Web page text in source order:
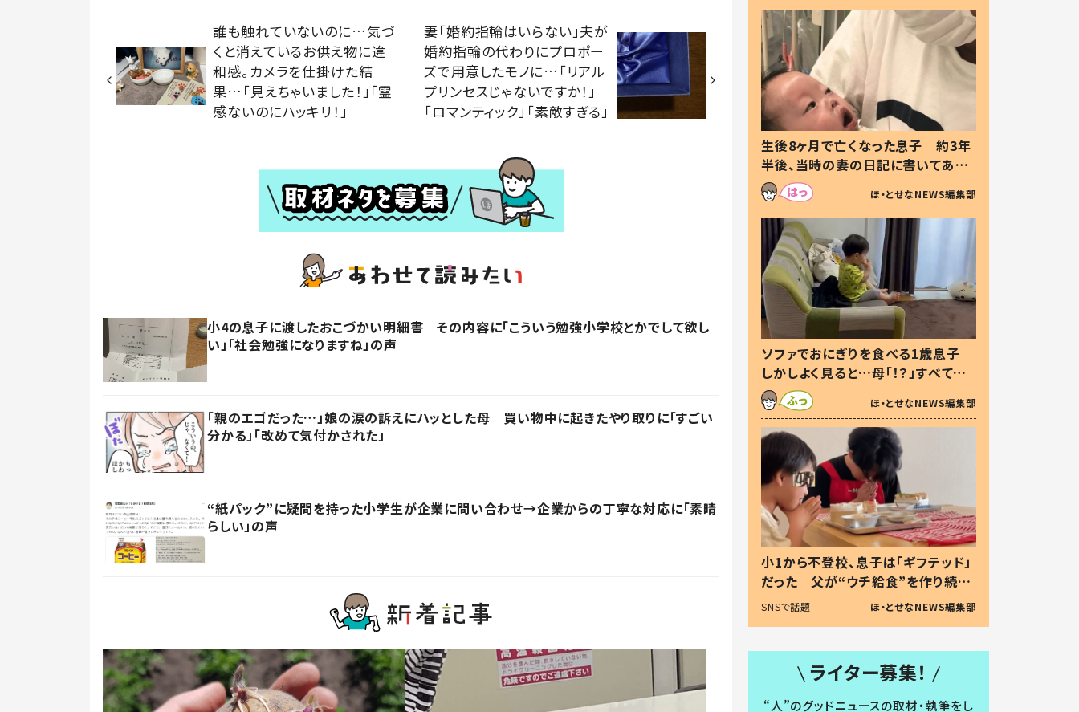
誰も触れていないのに…気づ
くと消えているお供え物に違
和感。カメラを仕掛けた結
果…「見えちゃいました！」「霊
感ないのにハッキリ！」
妻「婚約指輪はいらない」夫が
婚約指輪の代わりにプロポー
ズで用意したモノに…「リアル
プリンセスじゃないですか！」
「ロマンティック」「素敵すぎる」
小4の息子に渡したおこづかい明細書 その内容に「こういう勉強小学校とかでして欲し
い」「社会勉強になりますね」の声
「親のエゴだった…」娘の涙の訴えにハッとした母 買い物中に起きたやり取りに「すごい
分かる」「改めて気付かされた」
“紙パック”に疑問を持った小学生が企業に問い合わせ→企業からの丁寧な対応に「素晴
らしい」の声
生後8ヶ月で亡くなった息子 約3年
半後、当時の妻の日記に書いてあっ
た本音とは
ほ・とせなNEWS編集部
ソファでおにぎりを食べる1歳息子
しかしよく見ると…母「！？」すべてを
察した母の投稿に「可愛いから許
す！」「現行犯〜」
ほ・とせなNEWS編集部
小1から不登校、息子は「ギフテッド」
だった 父が“ウチ給食”を作り続け
る理由とは #令和の親 #令和の子
SNSで話題 ほ・とせなNEWS編集部
ライター募集！
“人”のグッドニュースの取材・執筆をし